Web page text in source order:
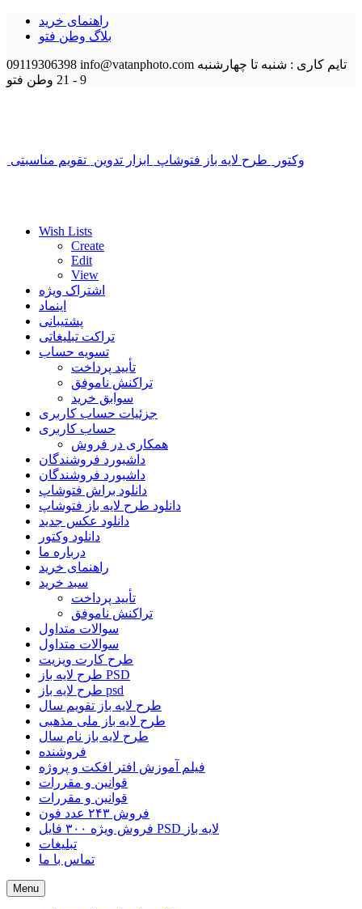
راهنمای خرید
بلاگ وطن فتو
09119306398 info@vatanphoto.com تایم کاری : شنبه تا چهارشنبه
9 - 21
وطن فتو
وکتور طرح لایه باز فتوشاپ ابزار تدوین تقویم مناسبتی
Wish Lists
Create
Edit
View
اشتراک ویژه
اینماد
پشتیبانی
تراکت تبلیغاتی
تسویه حساب
تأیید پرداخت
تراکنش ناموفق
سوابق خرید
جزئیات حساب کاربری
حساب کاربری
همکاری در فروش
داشبورد فروشندگان
داشبورد فروشندگان
دانلود براش فتوشاپ
دانلود طرح لایه باز فتوشاپ
دانلود عکس جدید
دانلود وکتور
درباره ما
راهنمای خرید
سبد خرید
تأیید پرداخت
تراکنش ناموفق
سوالات متداول
سوالات متداول
طرح کارت ویزیت
طرح لایه باز PSD
طرح لایه باز psd
طرح لایه باز تقویم سال
طرح لایه باز ملی مذهبی
طرح لایه باز نام سال
فروشنده
فیلم آموزش افتر افکت و پروژه
قوانین و مقررات
قوانین و مقررات
فروش ۲۴۳ عدد فون
فروش ویژه ۳۰۰ فایل PSD لایه باز
تبلیغات
تماس با ما
Menu